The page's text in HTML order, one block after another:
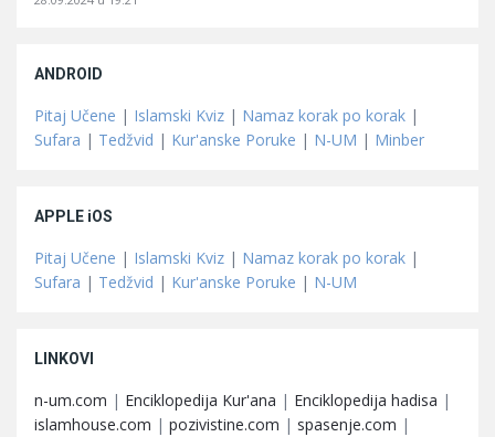
ANDROID
Pitaj Učene | Islamski Kviz | Namaz korak po korak |
Sufara | Tedžvid | Kur'anske Poruke | N-UM | Minber
APPLE iOS
Pitaj Učene | Islamski Kviz | Namaz korak po korak |
Sufara | Tedžvid | Kur'anske Poruke | N-UM
LINKOVI
n-um.com | Enciklopedija Kur'ana | Enciklopedija hadisa |
islamhouse.com | pozivistine.com | spasenje.com |